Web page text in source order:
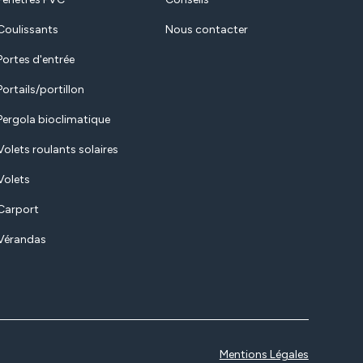
d'entrée
portillon
bioclimatique
roulants solaires
Nous contacter
Mentions Légales